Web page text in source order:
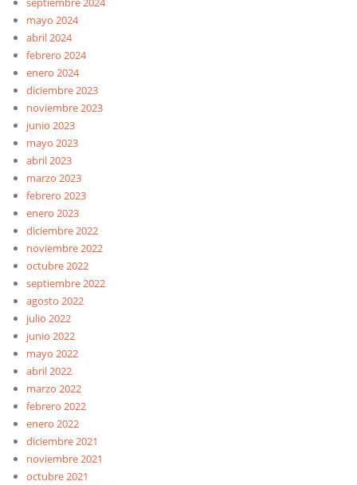
mayo 2024
abril 2024
febrero 2024
enero 2024
diciembre 2023
noviembre 2023
junio 2023
mayo 2023
abril 2023
marzo 2023
febrero 2023
enero 2023
diciembre 2022
noviembre 2022
octubre 2022
septiembre 2022
agosto 2022
julio 2022
junio 2022
mayo 2022
abril 2022
marzo 2022
febrero 2022
enero 2022
diciembre 2021
noviembre 2021
octubre 2021